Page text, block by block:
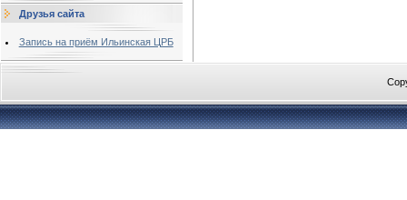
Друзья сайта
Запись на приём Ильинская ЦРБ